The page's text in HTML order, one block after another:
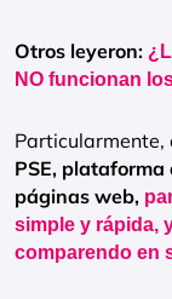
Otros leyeron:
NO funcionan
Particularmente,
PSE,
páginas web,
simple y rápida,
comparendo en